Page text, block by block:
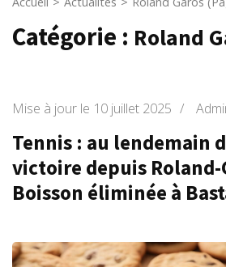
Catégorie : Roland
Mise à jour le 10 juillet 2025 /
Tennis : au lendemain
victoire depuis Roland-
Boisson éliminée à